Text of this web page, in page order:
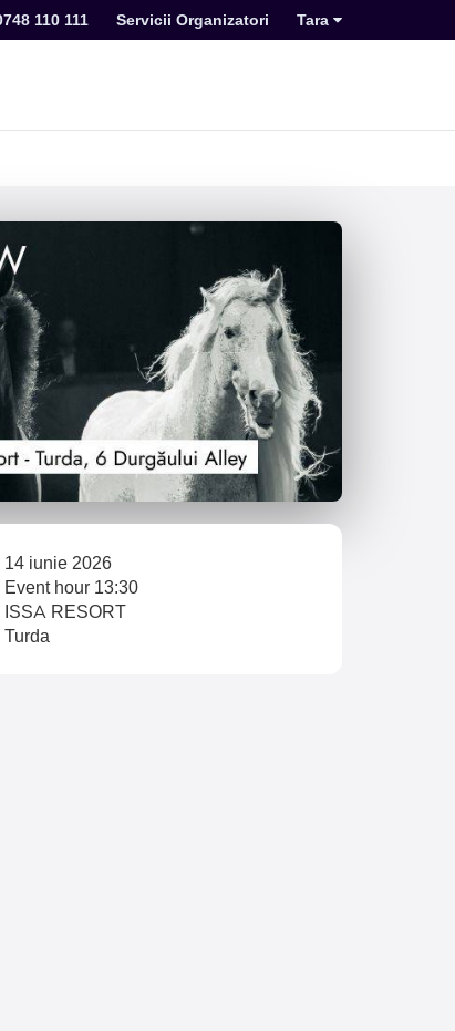
110 111 Servicii Organizatori Tara
14 iunie 2026
Event hour 13:30
ISSA RESORT
Turda